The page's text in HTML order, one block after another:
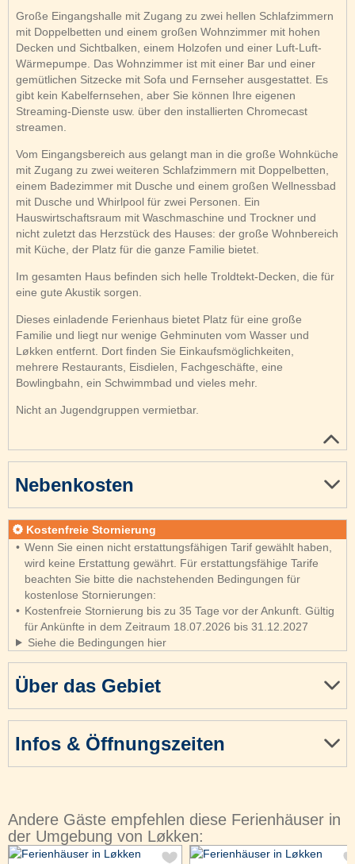
Große Eingangshalle mit Zugang zu zwei hellen Schlafzimmern
mit Doppelbetten und einem großen Wohnzimmer mit hohen
Decken und Sichtbalken, einem Holzofen und einer Luft-Luft-
Wärmepumpe. Das Wohnzimmer ist mit einer Bar und einer
gemütlichen Sitzecke mit Sofa und Fernseher ausgestattet. Es
gibt kein Kabelfernsehen, aber Sie können Ihre eigenen
Streaming-Dienste usw. über den installierten Chromecast
streamen.
Vom Eingangsbereich aus gelangt man in die große Wohnküche
mit Zugang zu zwei weiteren Schlafzimmern mit Doppelbetten,
einem Badezimmer mit Dusche und einem großen Wellnessbad
mit Dusche und Whirlpool für zwei Personen. Ein
Hauswirtschaftsraum mit Waschmaschine und Trockner und
nicht zuletzt das Herzstück des Hauses: der große Wohnbereich
mit Küche, der Platz für die ganze Familie bietet.
Im gesamten Haus befinden sich helle Troldtekt-Decken, die für
eine gute Akustik sorgen.
Dieses einladende Ferienhaus bietet Platz für eine große
Familie und liegt nur wenige Gehminuten vom Wasser und
Løkken entfernt. Dort finden Sie Einkaufsmöglichkeiten,
mehrere Restaurants, Eisdielen, Fachgeschäfte, eine
Bowlingbahn, ein Schwimmbad und vieles mehr.
Nicht an Jugendgruppen vermietbar.
Über das Gebiet
Infos & Öffnungszeiten
Nebenkosten
Kostenfreie Stornierung
Wenn Sie einen nicht erstattungsfähigen Tarif gewählt haben,
wird keine Erstattung gewährt. Für erstattungsfähige Tarife
beachten Sie bitte die nachstehenden Bedingungen für
kostenlose Stornierungen:
Kostenfreie Stornierung bis zu 35 Tage vor der Ankunft. Gültig
für Ankünfte in dem Zeitraum 18.07.2026 bis 31.12.2027
Siehe die Bedingungen hier
Andere Gäste empfehlen diese Ferienhäuser in
der Umgebung von Løkken: